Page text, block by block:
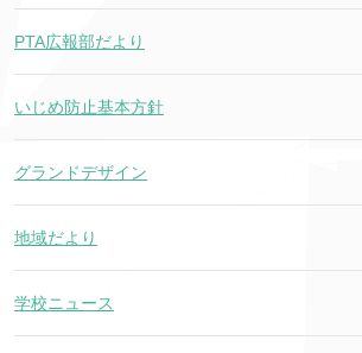
PTA広報部だより
いじめ防止基本方針
グランドデザイン
地域だより
学校ニュース